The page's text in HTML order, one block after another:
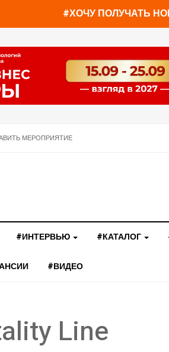
#ХОЧУ ПОЛУЧАТЬ
МЕРОПРИЯТИЕ
#ИНТЕРВЬЮ #КАТАЛОГ
#ВИДЕО
Line